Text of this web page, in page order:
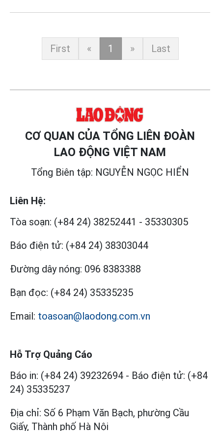
First « 1 » Last
CƠ QUAN CỦA TỔNG LIÊN ĐOÀN
LAO ĐỘNG VIỆT NAM
Tổng Biên tập: NGUYỄN NGỌC HIỂN
Liên Hệ:
Tòa soạn: (+84 24) 38252441 - 35330305
Báo điện tử: (+84 24) 38303044
Đường dây nóng: 096 8383388
Bạn đọc: (+84 24) 35335235
Email: toasoan@laodong.com.vn
Hỗ Trợ Quảng Cáo
Báo in: (+84 24) 39232694 - Báo điện tử: (+84
24) 35335237
Địa chỉ: Số 6 Phạm Văn Bạch, phường Cầu
Giấy, Thành phố Hà Nội